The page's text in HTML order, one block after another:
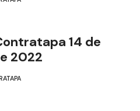
14 de
2022